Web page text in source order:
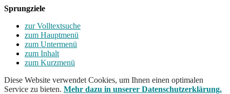
Sprungziele
zur Volltextsuche
zum Hauptmenü
zum Untermenü
zum Inhalt
zum Kurzmenü
Diese Website verwendet Cookies, um Ihnen einen optimalen
Service zu bieten. Mehr dazu in unserer Datenschutzerklärung.